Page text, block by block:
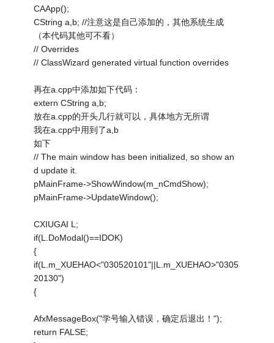
CAApp();
CString a,b; //注意这是自己添加的，其他系统生成
（本代码其他可不看）
// Overrides
// ClassWizard generated virtual function overrides
再在a.cpp中添加如下代码：
extern CString a,b;
放在a.cpp的开头几行就可以，具体地方无所谓
我在a.cpp中用到了a,b
如下
// The main window has been initialized, so show an
d update it.
pMainFrame->ShowWindow(m_nCmdShow);
pMainFrame->UpdateWindow();
CXIUGAI L;
if(L.DoModal()==IDOK)
{
if(L.m_XUEHAO<"030520101"||L.m_XUEHAO>"0305
20130")
{
AfxMessageBox("学号输入错误，确定后退出！");
return FALSE;